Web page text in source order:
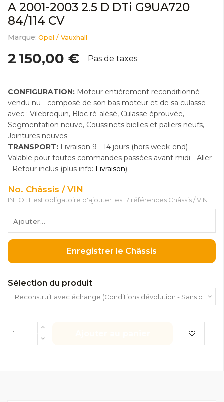
A 2001-2003 2.5 D DTi G9UA720
84/114 CV
Marque: Opel / Vauxhall
2 150,00 € Pas de taxes
CONFIGURATION: Moteur entièrement reconditionné
vendu nu - composé de son bas moteur et de sa culasse
avec : Vilebrequin, Bloc ré-alésé, Culasse éprouvée,
Segmentation neuve, Coussinets bielles et paliers neufs,
Jointures neuves
TRANSPORT: Livraison 9 - 14 jours (hors week-end) -
Valable pour toutes commandes passées avant midi - Aller
- Retour inclus (plus info: Livraison)
No. Châssis / VIN
INFO : Il est obligatoire d'ajouter les 17 références Châssis / VIN
Enregistrer le Châssis
Sélection du produit